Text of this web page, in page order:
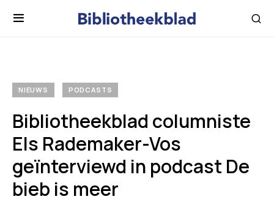
NIEUWS PODCASTS
Bibliotheekblad columniste
Els Rademaker-Vos
geïnterviewd in podcast De
bieb is meer